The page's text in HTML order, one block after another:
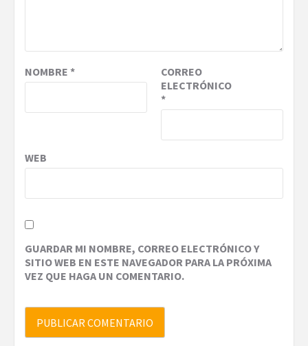
NOMBRE *
CORREO
ELECTRÓNICO
*
WEB
GUARDAR MI NOMBRE, CORREO ELECTRÓNICO Y
SITIO WEB EN ESTE NAVEGADOR PARA LA PRÓXIMA
VEZ QUE HAGA UN COMENTARIO.